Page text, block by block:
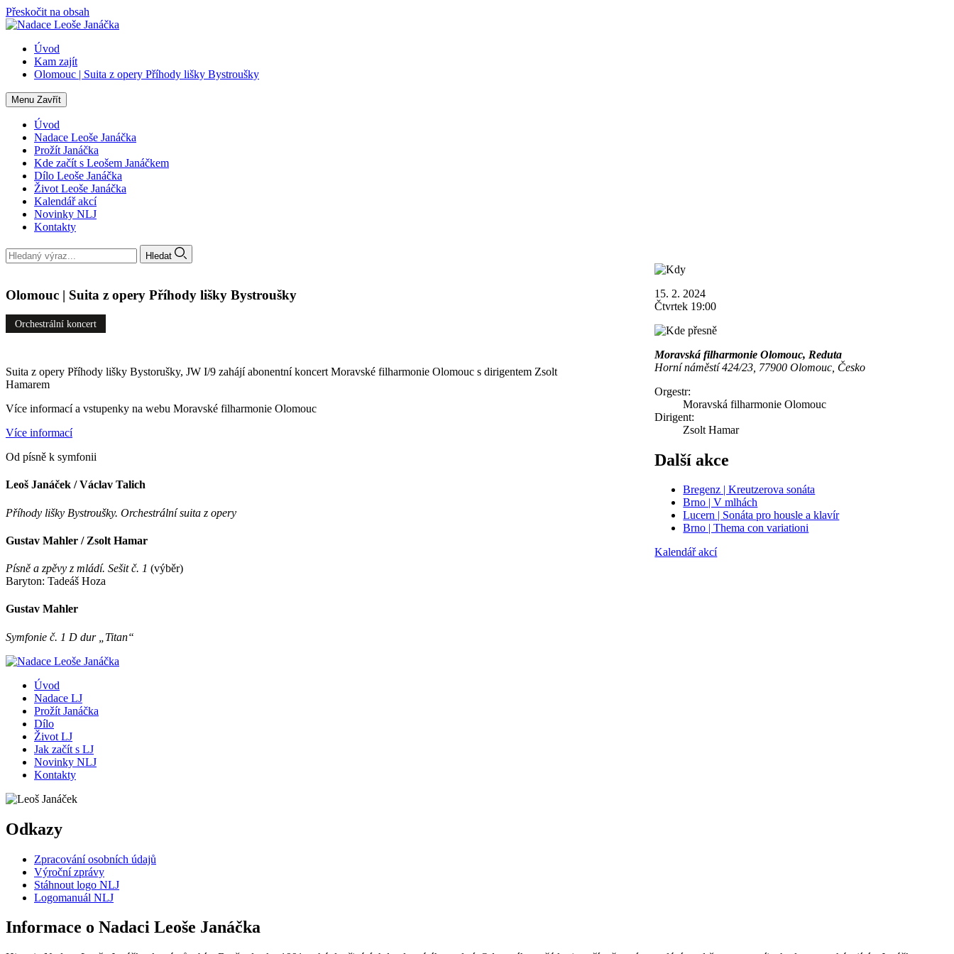
Přeskočit na obsah
Úvod
Kam zajít
Olomouc | Suita z opery Příhody lišky Bystroušky
Menu Zavřít
Úvod
Nadace Leoše Janáčka
Prožít Janáčka
Kde začít s Leošem Janáčkem
Dílo Leoše Janáčka
Život Leoše Janáčka
Kalendář akcí
Novinky NLJ
Kontakty
Hledat
Olomouc | Suita z opery Příhody lišky Bystroušky
Orchestrální koncert
Suita z opery Příhody lišky Bystorušky, JW I/9 zahájí abonentní koncert Moravské filharmonie Olomouc s dirigentem Zsolt
Hamarem
Více informací a vstupenky na webu Moravské filharmonie Olomouc
Více informací
Od písně k symfonii
Leoš Janáček / Václav Talich
Příhody lišky Bystroušky. Orchestrální suita z opery
Gustav Mahler / Zsolt Hamar
Písně a zpěvy z mládí. Sešit č. 1 (výběr)
Baryton: Tadeáš Hoza
Gustav Mahler
Symfonie č. 1 D dur „Titan“
15. 2. 2024
Čtvrtek 19:00
Moravská filharmonie Olomouc, Reduta
Horní náměstí 424/23, 77900 Olomouc, Česko
Orgestr:
Moravská filharmonie Olomouc
Dirigent:
Zsolt Hamar
Další akce
Bregenz | Kreutzerova sonáta
Brno | V mlhách
Lucern | Sonáta pro housle a klavír
Brno | Thema con variationi
Kalendář akcí
Úvod
Nadace LJ
Prožít Janáčka
Dílo
Život LJ
Jak začít s LJ
Novinky NLJ
Kontakty
Odkazy
Zpracování osobních údajů
Výroční zprávy
Stáhnout logo NLJ
Logomanuál NLJ
Informace o Nadaci Leoše Janáčka